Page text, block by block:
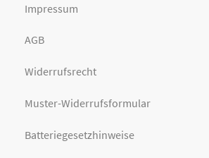
Impressum
AGB
Widerrufsrecht
Muster-Widerrufsformular
Batteriegesetzhinweise